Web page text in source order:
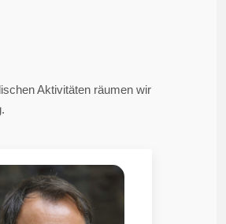
Aktivitäten räumen wir